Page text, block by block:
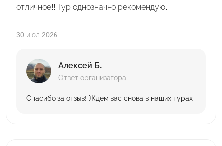
отличное!! Тур однозначно рекомендую.
30 июл 2026
Алексей Б.
Ответ организатора
Спасибо за отзыв! Ждем вас снова в наших турах